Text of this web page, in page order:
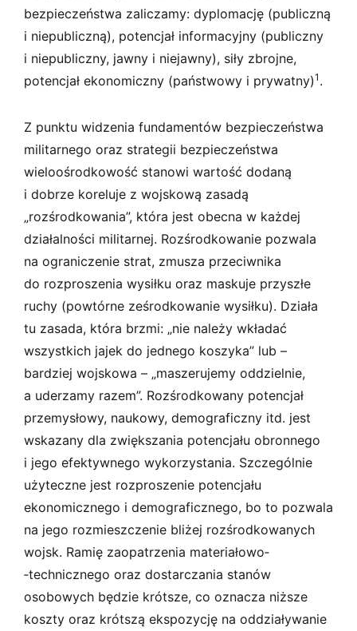
bezpieczeństwa zaliczamy: dyplomację (publiczną
i niepubliczną), potencjał informacyjny (publiczny
i niepubliczny, jawny i niejawny), siły zbrojne,
potencjał ekonomiczny (państwowy i prywatny)1 .
Z punktu widzenia fundamentów bezpieczeństwa
militarnego oraz strategii bezpieczeństwa
wieloośrodkowość stanowi wartość dodaną
i dobrze koreluje z wojskową zasadą
„rozśrodkowania”, która jest obecna w każdej
działalności militarnej. Rozśrodkowanie pozwala
na ograniczenie strat, zmusza przeciwnika
do rozproszenia wysiłku oraz maskuje przyszłe
ruchy (powtórne ześrodkowanie wysiłku). Działa
tu zasada, która brzmi: „nie należy wkładać
wszystkich jajek do jednego koszyka” lub –
bardziej wojskowa – „maszerujemy oddzielnie,
a uderzamy razem”. Rozśrodkowany potencjał
przemysłowy, naukowy, demograficzny itd. jest
wskazany dla zwiększania potencjału obronnego
i jego efektywnego wykorzystania. Szczególnie
użyteczne jest rozproszenie potencjału
ekonomicznego i demograficznego, bo to pozwala
na jego rozmieszczenie bliżej rozśrodkowanych
wojsk. Ramię zaopatrzenia materiałowo­
‑technicznego oraz dostarczania stanów
osobowych będzie krótsze, co oznacza niższe
koszty oraz krótszą ekspozycję na oddziaływanie